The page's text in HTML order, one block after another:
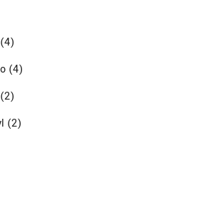
(4)
(4)
(2)
(2)